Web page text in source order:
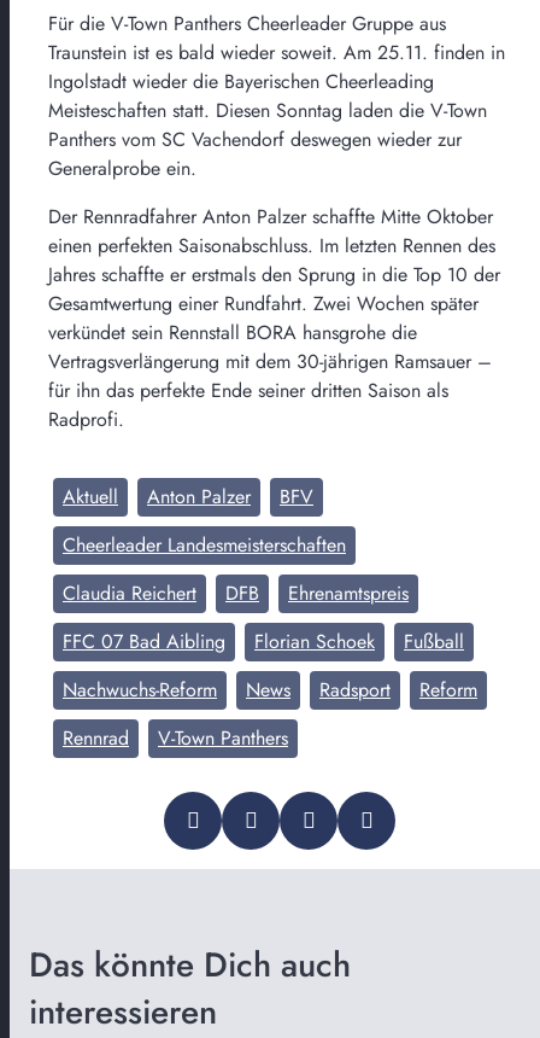
Für die V-Town Panthers Cheerleader Gruppe aus
Traunstein ist es bald wieder soweit. Am 25.11. finden in
Ingolstadt wieder die Bayerischen Cheerleading
Meisteschaften statt. Diesen Sonntag laden die V-Town
Panthers vom SC Vachendorf deswegen wieder zur
Generalprobe ein.
Der Rennradfahrer Anton Palzer schaffte Mitte Oktober
einen perfekten Saisonabschluss. Im letzten Rennen des
Jahres schaffte er erstmals den Sprung in die Top 10 der
Gesamtwertung einer Rundfahrt. Zwei Wochen später
verkündet sein Rennstall BORA hansgrohe die
Vertragsverlängerung mit dem 30-jährigen Ramsauer –
für ihn das perfekte Ende seiner dritten Saison als
Radprofi.
Aktuell Anton Palzer
BFV
Cheerleader Landesmeisterschaften
Claudia Reichert
DFB
Ehrenamtspreis
FFC 07 Bad Aibling
Florian Schoek
Fußball
Nachwuchs-Reform
News Radsport
Reform
Rennrad
V-Town Panthers
Das könnte Dich auch
interessieren